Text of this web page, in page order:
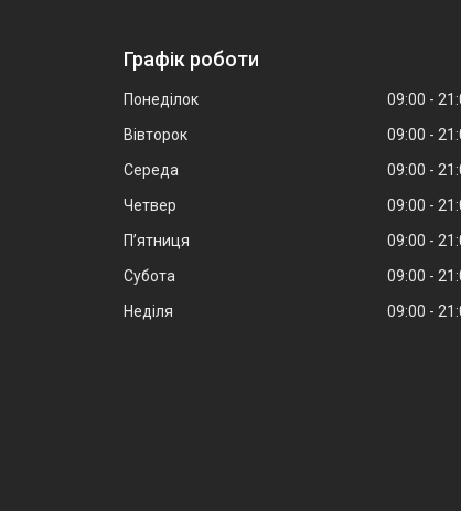
Графік роботи
Понеділок 09:00
Вівторок
09:00
Середа
09:00
Четвер
09:00
Пʼятниця
09:00
Субота
09:00
Неділя
09:00